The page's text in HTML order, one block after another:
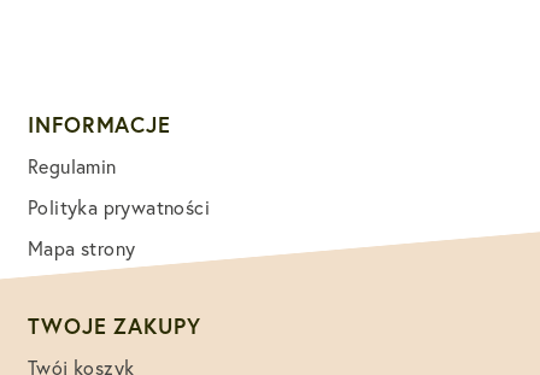
INFORMACJE
Regulamin
Polityka prywatności
Mapa strony
TWOJE ZAKUPY
Twój koszyk